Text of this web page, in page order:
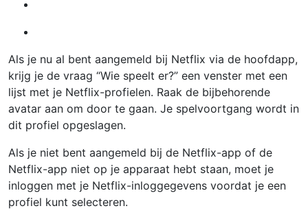
Als je nu al bent aangemeld bij Netflix via de hoofdapp,
krijg je de vraag “Wie speelt er?” een venster met een
lijst met je Netflix-profielen. Raak de bijbehorende
avatar aan om door te gaan. Je spelvoortgang wordt in
dit profiel opgeslagen.
Als je niet bent aangemeld bij de Netflix-app of de
Netflix-app niet op je apparaat hebt staan, moet je
inloggen met je Netflix-inloggegevens voordat je een
profiel kunt selecteren.